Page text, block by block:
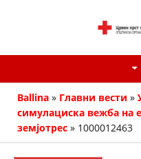
Ballina » Главни вести »
симулациска вежба на
земјотрес » 1000012463